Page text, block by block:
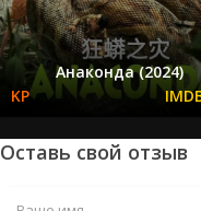
Анаконда (2024)
Оставь свой отзыв